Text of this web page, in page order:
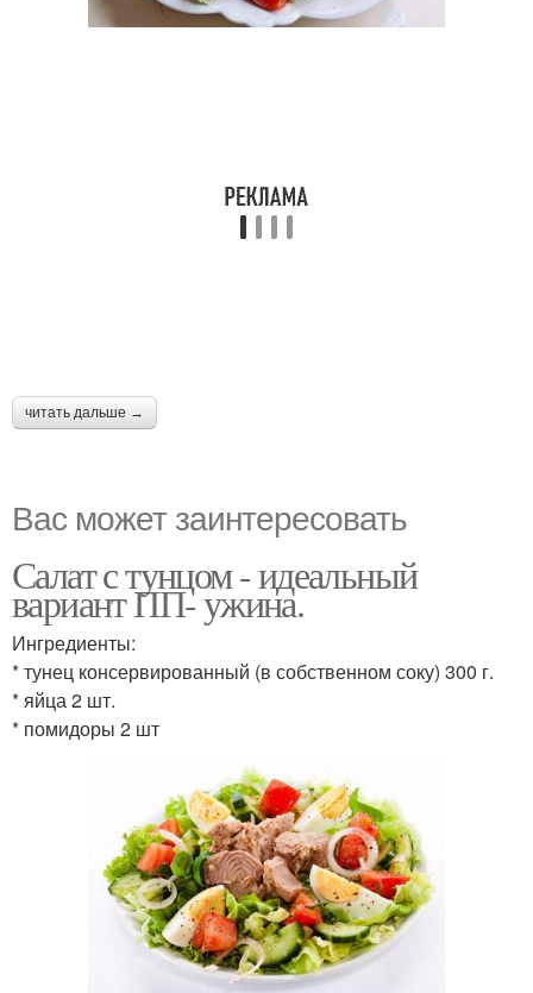
читать дальше →
Вас может заинтересовать
Салат с тунцом - идеальный
вариант ПП- ужина.
Ингредиенты:
* тунец консервированный (в собственном соку) 300 г.
* яйца 2 шт.
* помидоры 2 шт